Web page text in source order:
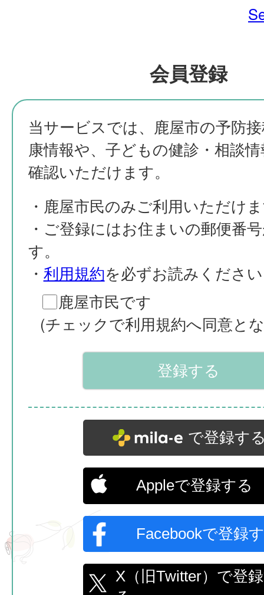
会員登録
当サービスでは、鹿屋市の予防
康情報や、子どもの健診・相談
確認いただけます。
・鹿屋市民のみご利用いただけ
・ご登録にはお住まいの郵便番
す。
・ 利用規約を必ずお読みくださ
鹿屋市民です
(チェックで利用規約へ同意と
で登録す
Appleで登録する
Facebookで登録
X（旧Twitter）で登